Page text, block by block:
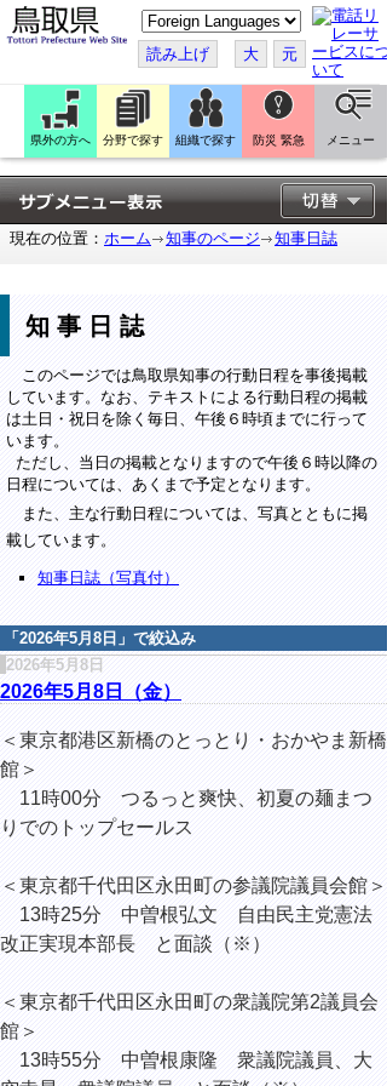
こ
の
ペ
ー
ジ
翻
訳
す
る
読み上げ 大 元
県外の方へ 分野で探す 組織で探す 防災 緊急 メニュー
現在の位置： ホーム 知事のページ 知事日誌
知事日誌
このページでは鳥取県知事の行動日程を事後掲載
しています。なお、テキストによる行動日程の掲載
は土日・祝日を除く毎日、午後６時頃までに行って
います。
ただし、当日の掲載となりますので午後６時以降の
日程については、あくまで予定となります。
また、主な行動日程については、写真とともに掲
載しています。
知事日誌（写真付）
「 2026年5月8日 」で絞込み
2026年5月8日
2026年5月8日（金）
＜東京都港区新橋のとっとり・おかやま新橋
館＞
11時00分 つるっと爽快、初夏の麺まつ
りでのトップセールス
＜東京都千代田区永田町の参議院議員会館＞
13時25分 中曽根弘文 自由民主党憲法
改正実現本部長 と面談（※）
＜東京都千代田区永田町の衆議院第2議員会
館＞
13時55分 中曽根康隆 衆議院議員、大